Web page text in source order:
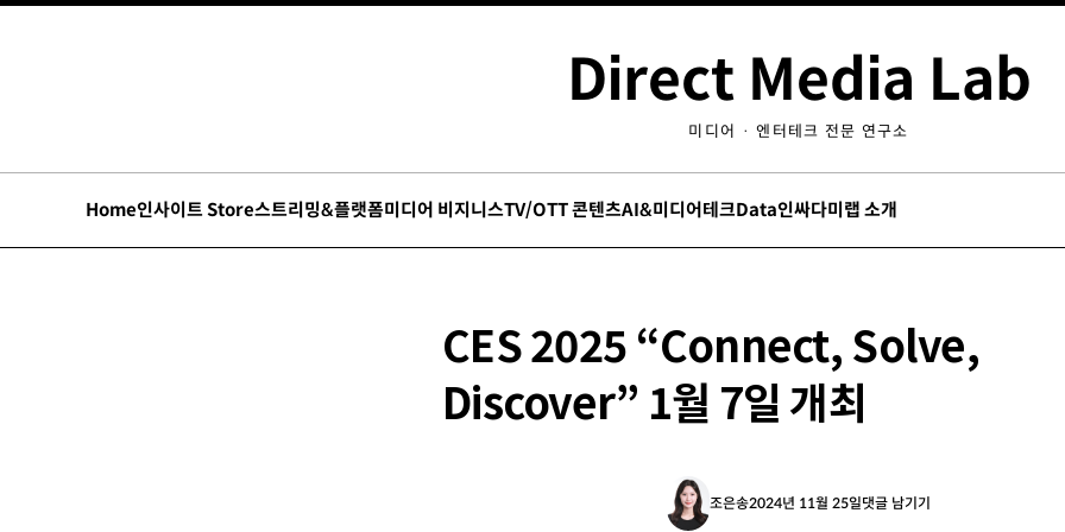
Direct Media Lab
미디어 · 엔터테크 전문 연구소
Home인사이트 Store스트리밍&플랫폼미디어 비지니스TV/OTT 콘텐츠AI&미디어테크Data인싸다미랩 소개
CES 2025 “Connect, Solve,
Discover” 1월 7일 개최
조은송2024년 11월 25일댓글 남기기